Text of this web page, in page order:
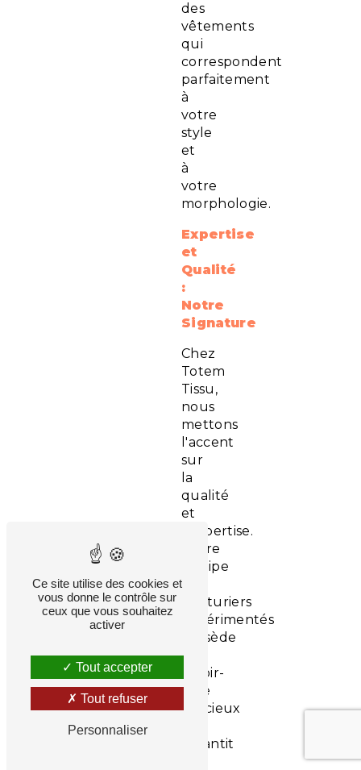
des
vêtements
qui
correspondent
parfaitement
à
votre
style
et
à
votre
morphologie.
Expertise
et
Qualité
:
Notre
Signature
Chez
Totem
Tissu,
nous
mettons
l'accent
sur
la
qualité
et
l'expertise.
Notre
équipe
de
couturiers
expérimentés
possède
un
savoir-
faire
précieux
garantit
Ce site utilise des cookies et
vous donne le contrôle sur
ceux que vous souhaitez
activer
Tout accepter
Tout refuser
Personnaliser